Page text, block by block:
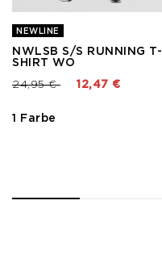
NEWLINE
NWLSB S/S RUNNING T-
SHIRT WO
Preis reduziert von
24,95 €bis 12,47 €
1 Farbe